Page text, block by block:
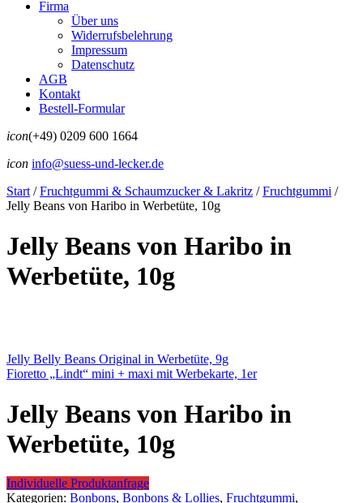
Firma
Über uns
Widerrufsbelehrung
Impressum
Datenschutz
AGB
Kontakt
Bestell-Formular
icon(+49) 0209 600 1664
icon info@suess-und-lecker.de
Start / Fruchtgummi & Schaumzucker & Lakritz / Fruchtgummi /
Jelly Beans von Haribo in Werbetüte, 10g
Jelly Beans von Haribo in
Werbetüte, 10g
Jelly Belly Beans Original in Werbetüte, 9g
Fioretto „Lindt“ mini + maxi mit Werbekarte, 1er
Jelly Beans von Haribo in
Werbetüte, 10g
Individuelle Produktanfrage
Kategorien: Bonbons, Bonbons & Lollies, Fruchtgummi,